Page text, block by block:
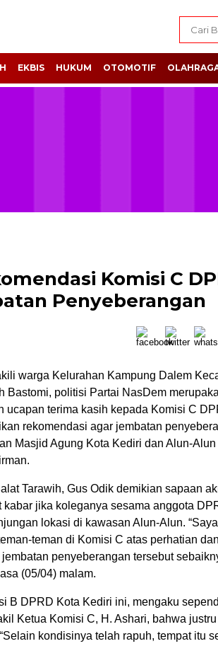
EKBIS HUKUM OTOMOTIF
Komisi C
Penyeberangan
warga Kelurahan Kampung Dalem
Bastomi, politisi Partai NasDem
ucapan terima kasih kepada Komisi C
rekomendasi agar jembatan
Masjid Agung Kota Kediri dan Alun-
Tarawih, Gus Odik demikian sapaan
kabar jika koleganya sesama anggota
lokasi di kawasan Alun-Alun.
teman di Komisi C atas perhatian
penyeberangan tersebut
(05/04) malam.
B DPRD Kota Kediri ini, mengaku
Ketua Komisi C, H. Ashari, bahwa
kondisinya telah rapuh, tempat itu